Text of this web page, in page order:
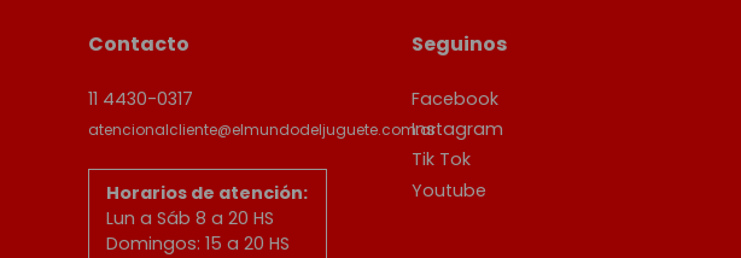
Contacto
11 4430-0317
atencionalcliente@elmundodeljuguete.com.ar
Horarios de atención:
Lun a Sáb 8 a 20 HS
Domingos: 15 a 20 HS
Seguinos
Facebook
Instagram
Tik Tok
Youtube